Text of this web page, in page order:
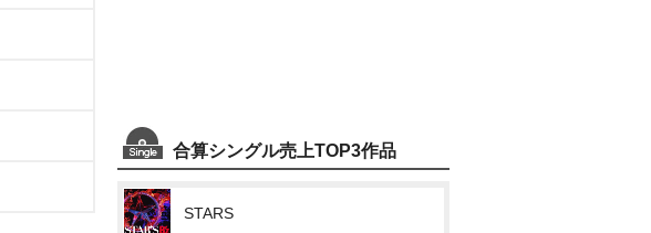
合算シングル売上TOP3作品
STARS